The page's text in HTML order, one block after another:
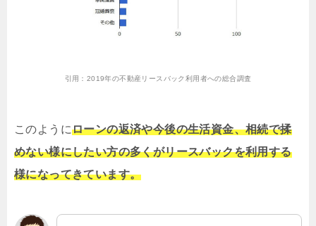
引用： 2019年の不動産リースバック利用者への総合調査
このようにローンの返済や今後の生活資金、相続で揉
めない様にしたい方の多くがリースバックを利用する
様になってきています。